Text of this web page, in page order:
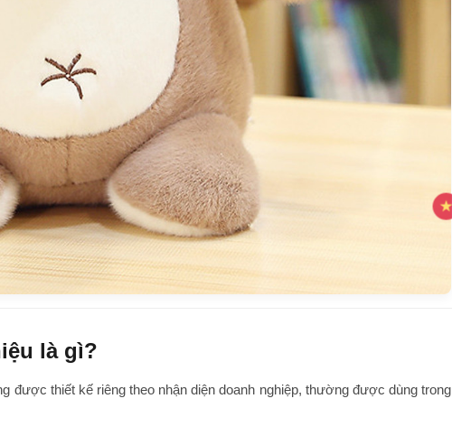
là gì?
được thiết kế riêng theo nhận diện doanh nghiệp, thường được dùng trong